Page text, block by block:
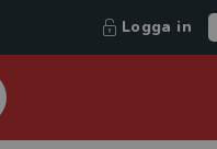
Logga in